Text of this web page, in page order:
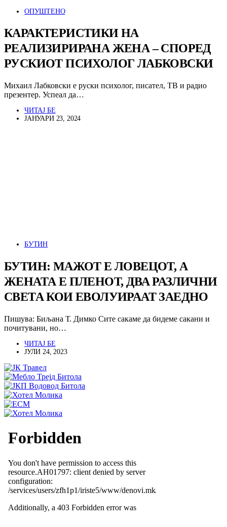
ОПУШТЕНО
КАРАКТЕРИСТИКИ НА
РЕАЛИЗИРИРАНА ЖЕНА – СПОРЕД
РУСКИОТ ПСИХОЛОГ ЛАБКОВСКИ
Михаил Лабковски е руски психолог, писател, ТВ и радио
презентер. Успеал да…
ЧИТАЈ БЕ
ЈАНУАРИ 23, 2024
БУТИН
БУТИН: МАЖОТ Е ЛОВЕЦОТ, А
ЖЕНАТА Е ПЛЕНОТ, ДВА РАЗЛИЧНИ
СВЕТА КОИ ЕВОЛУИРААТ ЗАЕДНО
Пишува: Биљана Т. Димко Сите сакаме да бидеме сакани и
почитувани, но…
ЧИТАЈ БЕ
ЈУЛИ 24, 2023